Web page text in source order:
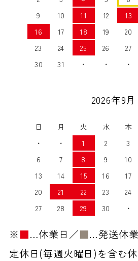
9
10 11 12 13
16
17 18 19 20
23
24 25 26 27
30
31 ・ ・ ・
2026年9月
日 月 火 水 木
・
・ 1 2 3
6
7 8 9 10
13
14 15 16 17
20
21 22 23 24
27
28 29 30 ・
※■…休業日／■…発送休
定休日(毎週火曜日)を含む